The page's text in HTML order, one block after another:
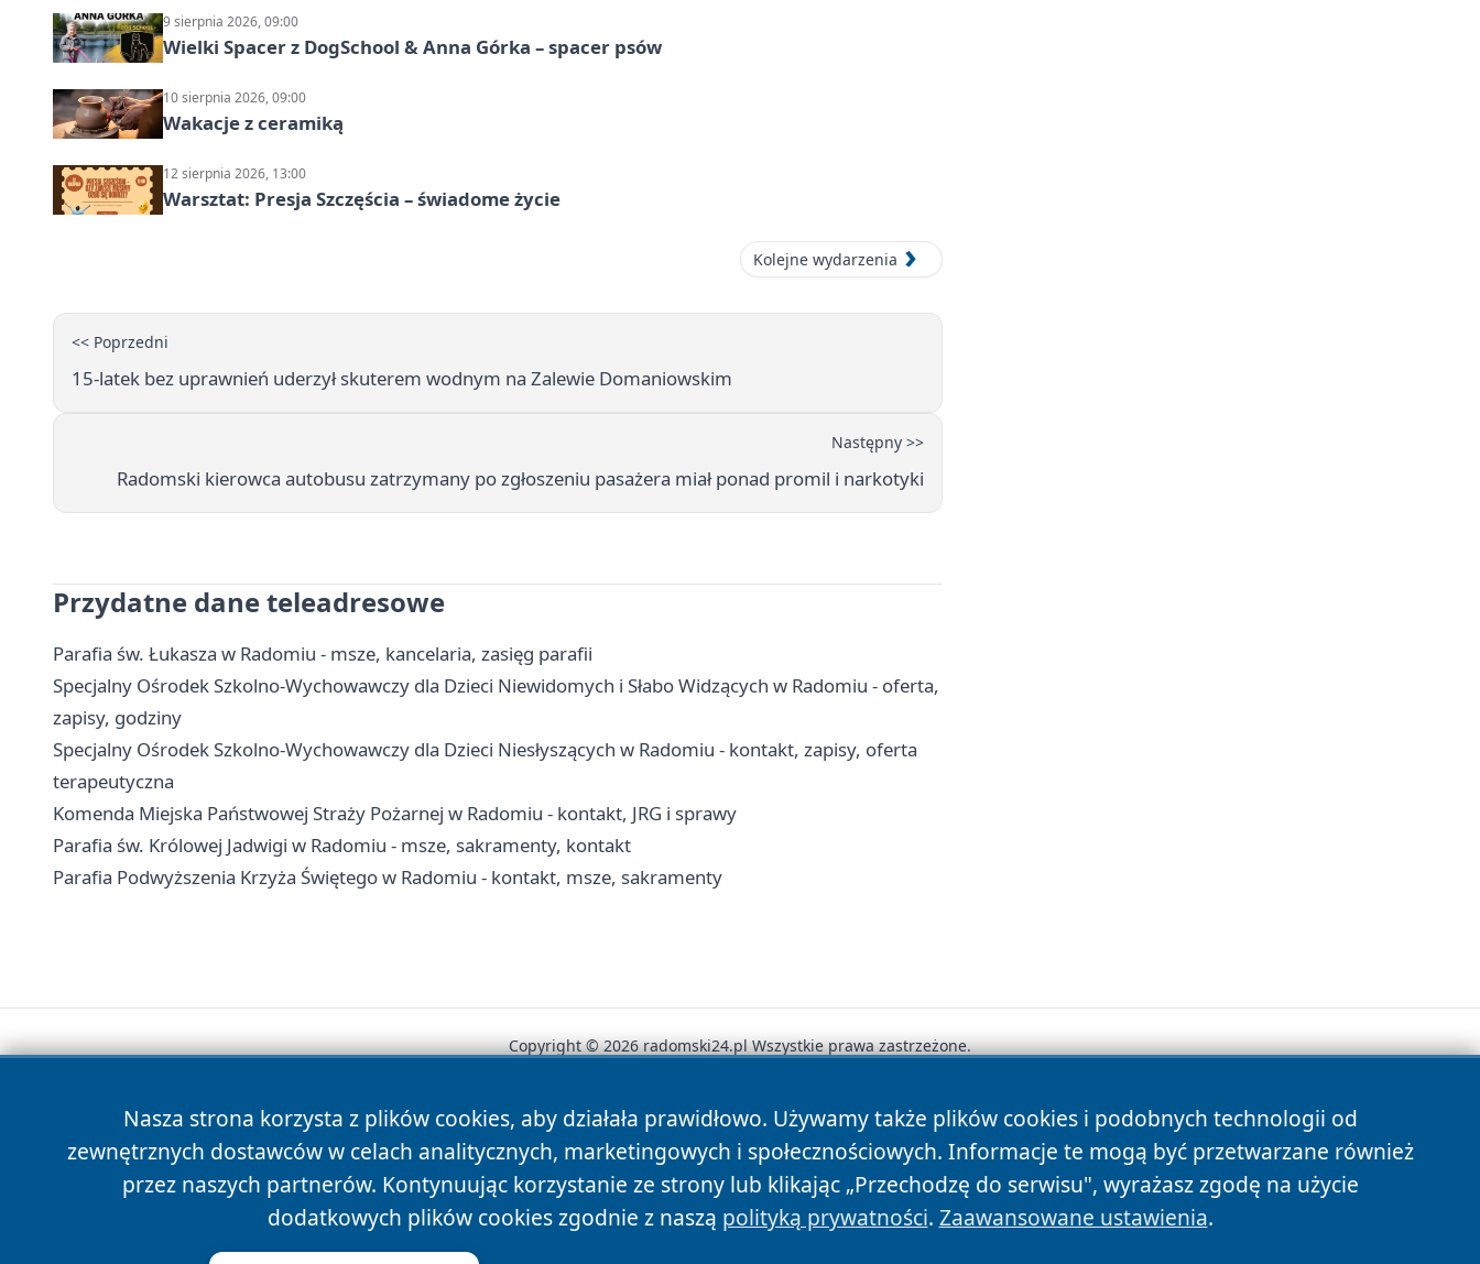
9 sierpnia 2026, 09:00
Wielki Spacer z DogSchool & Anna Górka – spacer psów
10 sierpnia 2026, 09:00
Wakacje z ceramiką
12 sierpnia 2026, 13:00
Warsztat: Presja Szczęścia – świadome życie
Kolejne wydarzenia
<< Poprzedni
15-latek bez uprawnień uderzył skuterem wodnym na Zalewie Domaniowskim
Następny >>
Radomski kierowca autobusu zatrzymany po zgłoszeniu pasażera miał ponad promil i narkotyki
Przydatne dane teleadresowe
Parafia św. Łukasza w Radomiu - msze, kancelaria, zasięg parafii
Specjalny Ośrodek Szkolno-Wychowawczy dla Dzieci Niewidomych i Słabo Widzących w Radomiu - oferta,
zapisy, godziny
Specjalny Ośrodek Szkolno-Wychowawczy dla Dzieci Niesłyszących w Radomiu - kontakt, zapisy, oferta
terapeutyczna
Komenda Miejska Państwowej Straży Pożarnej w Radomiu - kontakt, JRG i sprawy
Parafia św. Królowej Jadwigi w Radomiu - msze, sakramenty, kontakt
Parafia Podwyższenia Krzyża Świętego w Radomiu - kontakt, msze, sakramenty
Nasza strona korzysta z plików cookies, aby działała prawidłowo. Używamy także plików cookies i podobnych technologii od
zewnętrznych dostawców w celach analitycznych, marketingowych i społecznościowych. Informacje te mogą być przetwarzane również
przez naszych partnerów. Kontynuując korzystanie ze strony lub klikając „Przechodzę do serwisu", wyrażasz zgodę na użycie
dodatkowych plików cookies zgodnie z naszą polityką prywatności. Zaawansowane ustawienia.
Copyright © 2026 radomski24.pl Wszystkie prawa zastrzeżone.
News Autorzy Polityka Prywatności Polityka Cookies